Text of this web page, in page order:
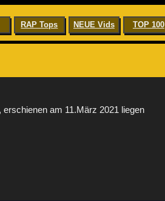
RAP Tops NEUE Vids TOP 100
erschienen am 11.März 2021 liegen